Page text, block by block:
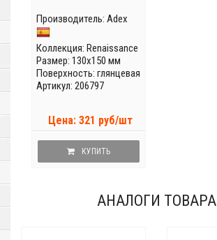
Производитель: Adex
Коллекция: Renaissance
Размер: 130x150 мм
Поверхность: глянцевая
Артикул: 206797
Цена: 321 руб/шт
КУПИТЬ
АНАЛОГИ ТОВАРА